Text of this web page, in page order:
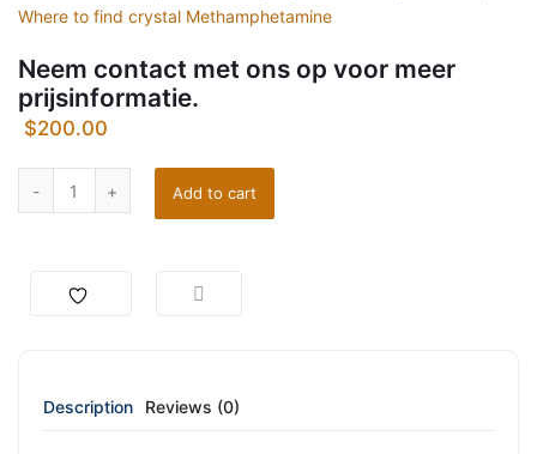
Where to find crystal Methamphetamine
Neem contact met ons op voor meer
prijsinformatie.
$200.00
Add to cart
Description Reviews (0)